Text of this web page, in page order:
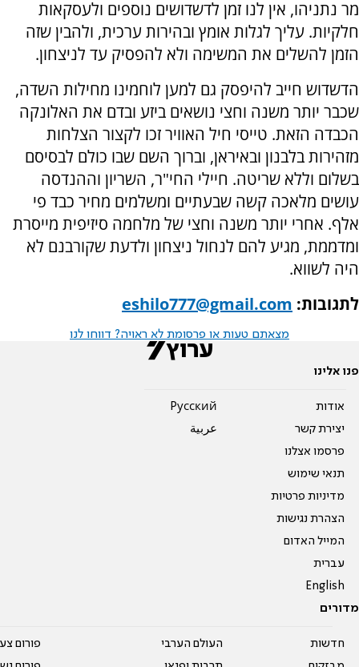
מר נתניהו, אין לנו זמן לדשדושים נוספים ולעסקאות
חלקיות. עליך לגלות אומץ ובהירות ערכית, ולהבין שזה
הזמן להשלים את המשימה ולא להפסיק עד לניצחון.
הדשדוש חייב להיפסק גם למען לוחמינו מחילות השדה,
שכבר יותר משנה וחצי נושאים ביזע ובדם את האלונקה
הכבדה הזאת. טייסי חיל האוויר זכו לקצור הצלחות
מזהירות בלבנון ובאיראן, וברוך השם שבו כולם לבסיסם
בשלום וללא שריטה. חיילי החי"ר, השריון וההנדסה
עושים מלאכה קשה שבעתיים ומשלמים מחיר כבד פי
אלף. אחרי יותר משנה וחצי של מלחמה סיזיפית מייסרת
ומדממת, מגיע להם לנחול ניצחון ולדעת שקורבנם לא
היה לשווא.
לתגובות: eshilo777@gmail.com
מצאתם טעות או פרסומת לא ראויה? דווחו לנו
פנו אלינו
אודות
יצירת קשר
פרסמו אצלנו
תנאי שימוש
מדיניות פרטיות
הצהרת נגישות
המייל האדום
עברית
English
Pусский
عربية
מדורים
חדשות
העולם הערבי
פורום